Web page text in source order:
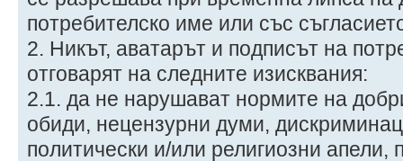
потребителско име или със
2. Никът, аватарът и подписът на
отговарят на следните изисквания:
2.1. да не нарушават нормите на
обиди, нецензурни думи,
политически и/или религиозни апели,